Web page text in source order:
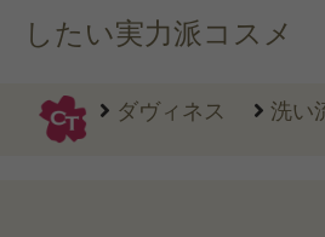
したい実力派コスメ
ダヴィネス 洗い